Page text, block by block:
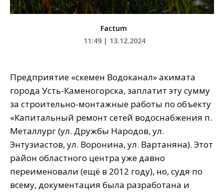
Factum
11:49 | 13.12.2024
Предприятие «Өскемен Водоканал» акимата
города Усть-Каменогорска, заплатит эту сумму
за строительно-монтажные работы по объекту
«Капитальный ремонт сетей водоснабжения п.
Металлург (ул. Дружбы Народов, ул.
Энтузиастов, ул. Воронина, ул. Вартаняна). Этот
район областного центра уже давно
переименовали (ещё в 2012 году), но, судя по
всему, документация была разработана и